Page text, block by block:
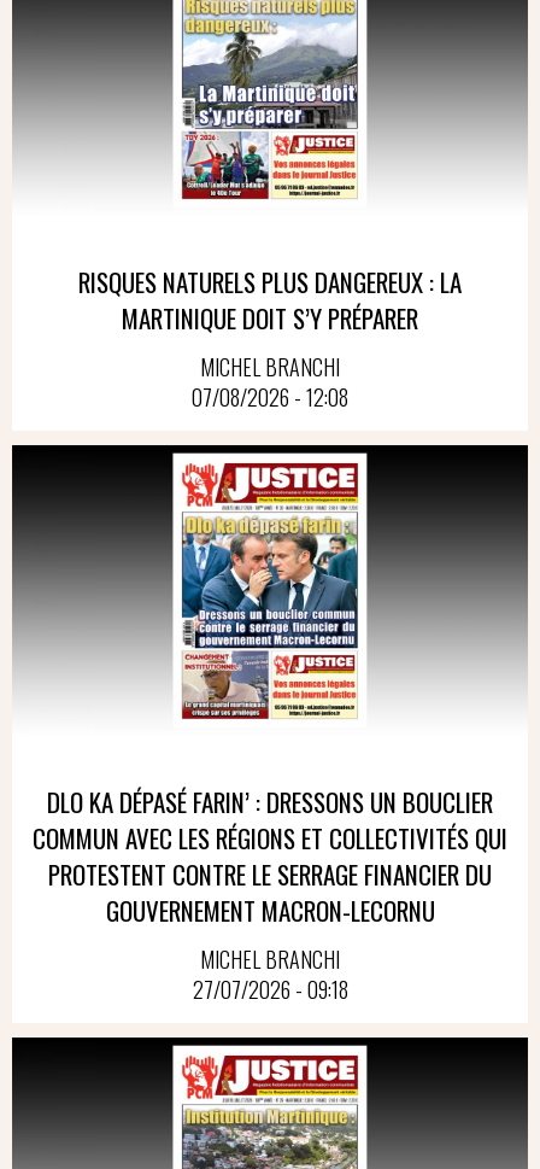
RISQUES NATURELS PLUS DANGEREUX : LA
MARTINIQUE DOIT S’Y PRÉPARER
MICHEL BRANCHI
07/08/2026 - 12:08
DLO KA DÉPASÉ FARIN’ : DRESSONS UN BOUCLIER
COMMUN AVEC LES RÉGIONS ET COLLECTIVITÉS QUI
PROTESTENT CONTRE LE SERRAGE FINANCIER DU
GOUVERNEMENT MACRON-LECORNU
MICHEL BRANCHI
27/07/2026 - 09:18